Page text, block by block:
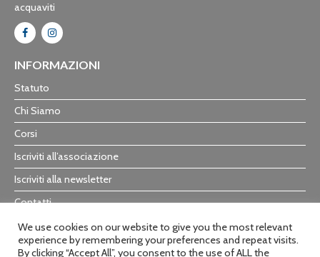
acquaviti
INFORMAZIONI
Statuto
Chi Siamo
Corsi
Iscriviti all’associazione
Iscriviti alla newsletter
Contatti
Trasparenza
We use cookies on our website to give you the most relevant
experience by remembering your preferences and repeat visits.
By clicking “Accept All”, you consent to the use of ALL the